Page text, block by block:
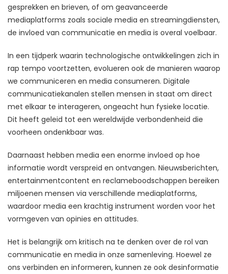
gesprekken en brieven, of om geavanceerde
mediaplatforms zoals sociale media en streamingdiensten,
de invloed van communicatie en media is overal voelbaar.
In een tijdperk waarin technologische ontwikkelingen zich in
rap tempo voortzetten, evolueren ook de manieren waarop
we communiceren en media consumeren. Digitale
communicatiekanalen stellen mensen in staat om direct
met elkaar te interageren, ongeacht hun fysieke locatie.
Dit heeft geleid tot een wereldwijde verbondenheid die
voorheen ondenkbaar was.
Daarnaast hebben media een enorme invloed op hoe
informatie wordt verspreid en ontvangen. Nieuwsberichten,
entertainmentcontent en reclameboodschappen bereiken
miljoenen mensen via verschillende mediaplatforms,
waardoor media een krachtig instrument worden voor het
vormgeven van opinies en attitudes.
Het is belangrijk om kritisch na te denken over de rol van
communicatie en media in onze samenleving. Hoewel ze
ons verbinden en informeren, kunnen ze ook desinformatie